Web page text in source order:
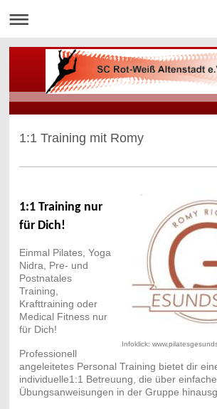
1:1 Training mit Romy
Infoklick:
1:1 Training nur
für Dich!
Einmal Pilates, Yoga
Nidra, Pre- und
Postnatales
Training,
Krafttraining oder
Medical Fitness nur
für Dich!
Professionell
angeleitetes Personal Training bietet dir
individuelle1:1 Betreuung, die über einfache
Übungsanweisungen in der Gruppe